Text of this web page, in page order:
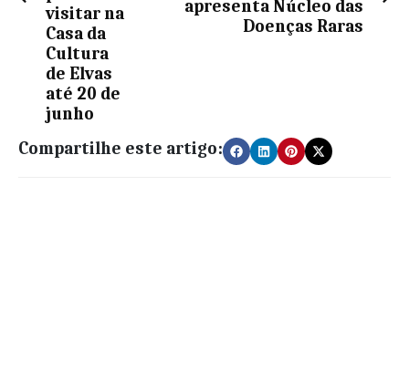
visitar na
Casa da
Cultura
de Elvas
até 20 de
junho
apresenta Núcleo das
Doenças Raras
Compartilhe este artigo: